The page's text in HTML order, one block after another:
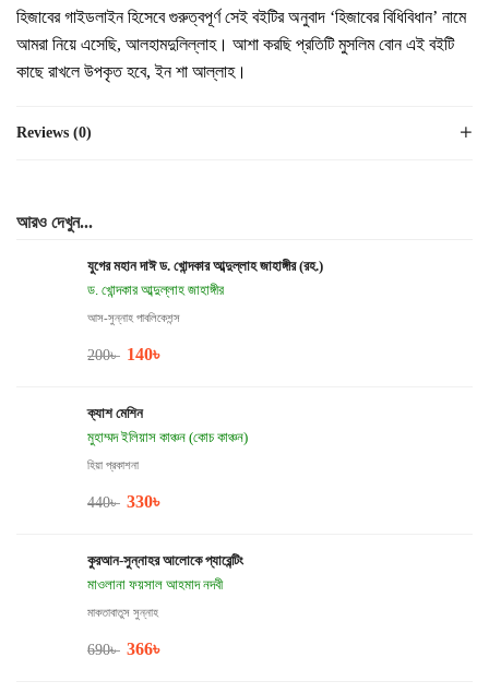
হিজাবের গাইডলাইন হিসেবে গুরুত্বপূর্ণ সেই বইটির অনুবাদ ‘হিজাবের বিধিবিধান’ নামে
আমরা নিয়ে এসেছি, আলহামদুলিল্লাহ। আশা করছি প্রতিটি মুসলিম বোন এই বইটি
কাছে রাখলে উপকৃত হবে, ইন শা আল্লাহ।
Reviews (0)
আরও দেখুন...
যুগের মহান দাঈ ড. খোন্দকার আব্দুল্লাহ জাহাঙ্গীর (রহ.)
ড. খোন্দকার আব্দুল্লাহ জাহাঙ্গীর
আস-সুন্নাহ পাবলিকেশন্স
200৳ 140৳
ক্যাশ মেশিন
মুহাম্মদ ইলিয়াস কাঞ্চন (কোচ কাঞ্চন)
হিয়া প্রকাশনা
440৳ 330৳
কুরআন-সুন্নাহর আলোকে প্যারেন্টিং
মাওলানা ফয়সাল আহমাদ নদবী
মাকতাবাতুস সুন্নাহ
690৳ 366৳